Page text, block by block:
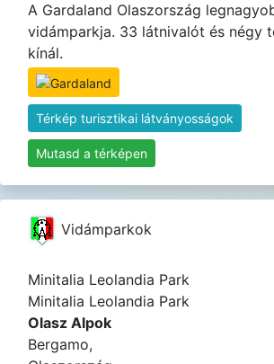
A Gardaland Olaszország
vidámparkja. 33 látnivalót és négy
kínál.
Térkép turisztikai látványosságok
Mutasd a térképen
Vidámparkok
Minitalia Leolandia Park
Minitalia Leolandia Park
Olasz Alpok
Bergamo,